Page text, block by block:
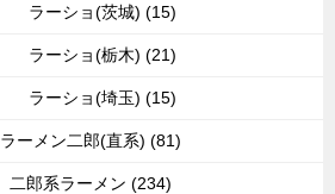
ラーショ(茨城) (15)
ラーショ(栃木) (21)
ラーショ(埼玉) (15)
ラーメン二郎(直系) (81)
二郎系ラーメン (234)